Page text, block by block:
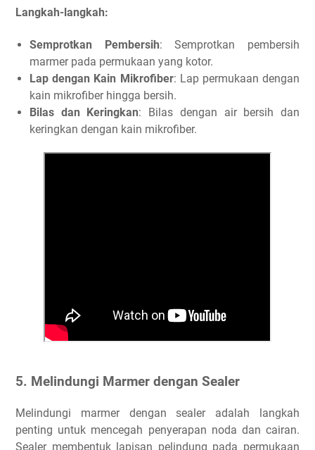
Langkah-langkah:
Semprotkan Pembersih: Semprotkan pembersih
marmer pada permukaan yang kotor.
Lap dengan Kain Mikrofiber: Lap permukaan dengan
kain mikrofiber hingga bersih.
Bilas dan Keringkan: Bilas dengan air bersih dan
keringkan dengan kain mikrofiber.
5. Melindungi Marmer dengan Sealer
Melindungi marmer dengan sealer adalah langkah
penting untuk mencegah penyerapan noda dan cairan.
Sealer membentuk lapisan pelindung pada permukaan